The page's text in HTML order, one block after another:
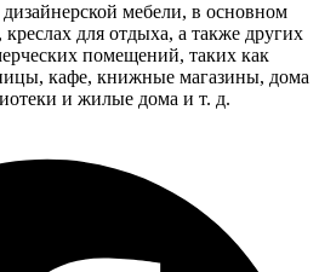
мебели, в основном
для отдыха, а также других
помещений, таких как
кафе, книжные магазины, дома
и жилые дома и т. д.